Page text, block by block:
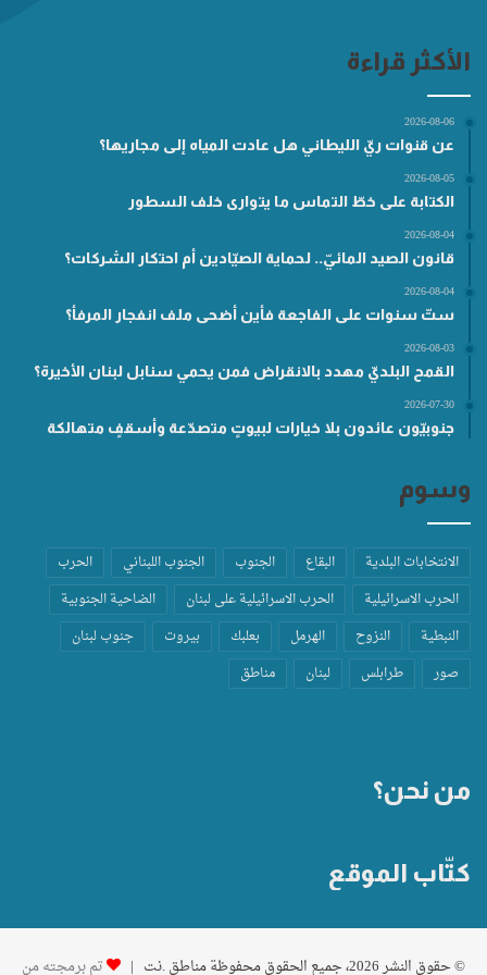
الأكثر قراءة
2026-08-06
عن قنوات ريّ الليطاني هل عادت المياه إلى مجاريها؟
2026-08-05
الكتابة على خطّ التماس ما يتوارى خلف السطور
2026-08-04
قانون الصيد المائيّ.. لحماية الصيّادين أم احتكار الشركات؟
2026-08-04
ستّ سنوات على الفاجعة فأين أضحى ملف انفجار المرفأ؟
2026-08-03
القمح البلديّ مهدد بالانقراض فمن يحمي سنابل لبنان الأخيرة؟
2026-07-30
جنوبيّون عائدون بلا خيارات لبيوتٍ متصدّعة وأسقفٍ متهالكة
وسوم
الانتخابات البلدية البقاع الجنوب الجنوب اللبناني
الحرب
الحرب الاسرائيلية
الحرب الاسرائيلية على لبنان
الضاحية الجنوبية
النبطية
النزوح الهرمل بعلبك بيروت
جنوب لبنان
صور
طرابلس لبنان مناطق
من نحن؟
كتّاب الموقع
© حقوق النشر 2026، جميع الحقوق محفوظة مناطق .نت | تم برمجته من